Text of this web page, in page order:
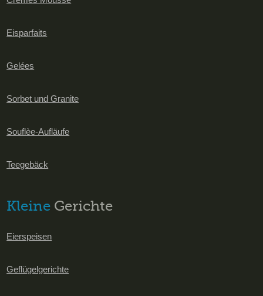
Eisparfaits
Gelées
Sorbet und Granite
Souflèe-Aufläufe
Teegebäck
Kleine Gerichte
Eierspeisen
Geflügelgerichte